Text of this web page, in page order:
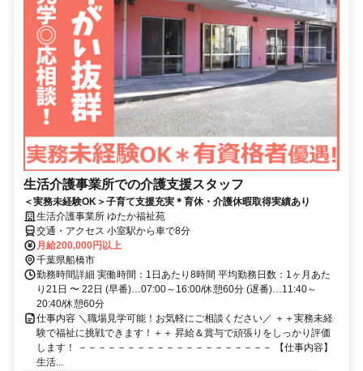
生活介護事業所での介護支援スタッフ
＜実務未経験OK＞子育て支援充実＊育休・介護休暇取得実績あり
生活介護事業所 ゆたか福祉苑
交通・アクセス 小室駅から車で8分
月給200,000円以上
千葉県船橋市
勤務時間詳細 実働時間：1日あたり8時間 平均勤務日数：1ヶ月あた
り21日 〜 22日 (早番)…07:00～16:00/休憩60分 (遅番)…11:40～
20:40/休憩60分
仕事内容 ＼職場見学可能！お気軽にご相談ください／ ＋＋実務未経
験で福祉に挑戦できます！＋＋ 昇給＆賞与で頑張りをしっかり評価
します！ －－－－－－－－－－－－－－－－－－－－ 【仕事内容】
生活...